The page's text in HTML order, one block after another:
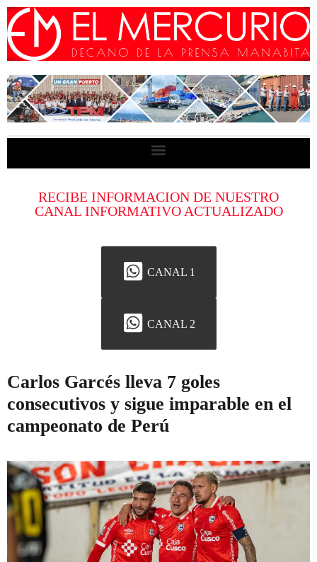
RECIBE INFORMACION DE NUESTRO
CANAL INFORMATIVO ACTUALIZADO
CANAL 1
CANAL 2
Carlos Garcés lleva 7 goles
consecutivos y sigue imparable en el
campeonato de Perú